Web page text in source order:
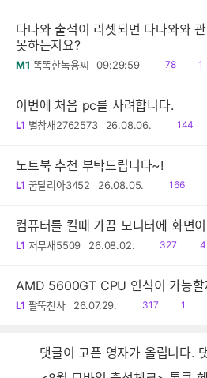
다나와 출석이 리셋되면 다나와와 관련된 모든 이벤트는 응모
못하는지요?
M1 똑똑한녹용씨 09:29:59
읽
78
공1
이번에 처음 pc를 사려합니다.
L1 별참새2762573 26.08.06.
읽
144
노트북 추천 부탁드립니다~!
L1 꿈달리아3452 26.08.05.
읽
166
컴퓨터를 킬때 가끔 모니터에 화면
L1 저무새5509 26.08.02.
읽
327
댓
4
AMD 5600GT CPU 인식이 가능할
L1 팔뚝천사 26.07.29.
읽
317
공1
댓글이 고픈 영자가 올립니다.